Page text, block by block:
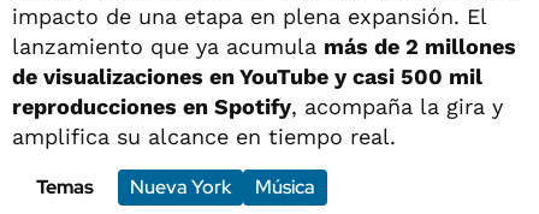
impacto de una etapa en plena expansión. El
lanzamiento que ya acumula más de 2 millones
de visualizaciones en YouTube y casi 500 mil
reproducciones en Spotify, acompaña la gira y
amplifica su alcance en tiempo real.
Temas
Nueva York Música